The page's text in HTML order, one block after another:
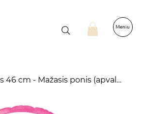
Meniu
Folijos balionas 46 cm - Mažasis ponis (apvalus)